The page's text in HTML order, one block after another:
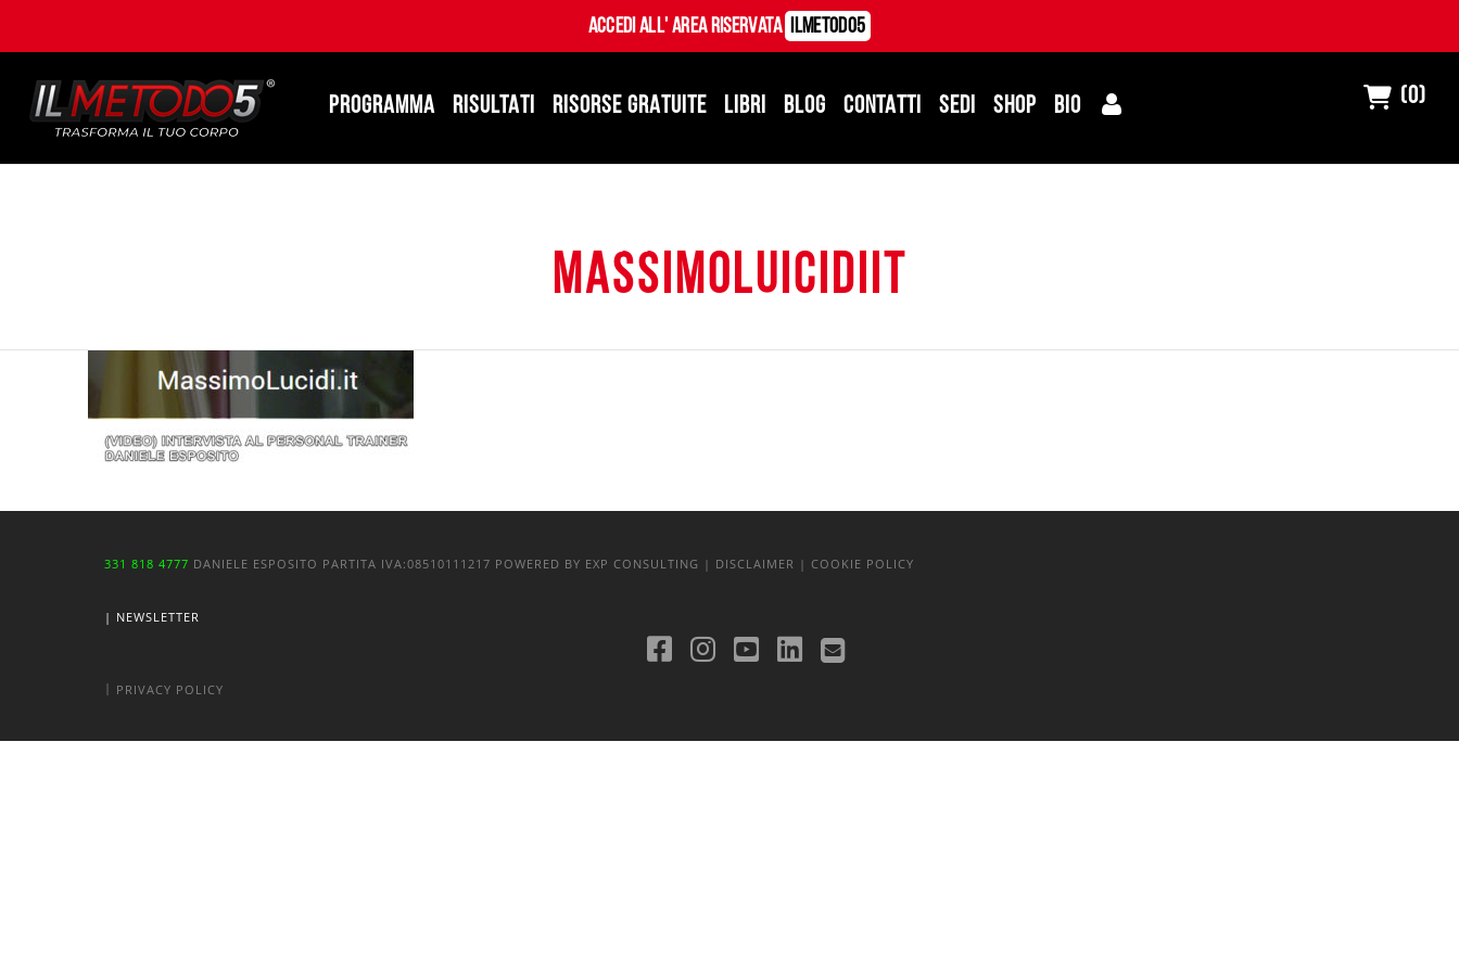
Accedi all' Area Riservata ILMetodo5
PROGRAMMA RISULTATI RISORSE GRATUITE LIBRI BLOG CONTATTI SEDI SHOP BIO (0)
massimoluicidiit
331 818 4777 DANIELE ESPOSITO PARTITA IVA:08510111217 POWERED BY EXP CONSULTING | DISCLAIMER | COOKIE POLICY
| NEWSLETTER
| PRIVACY POLICY